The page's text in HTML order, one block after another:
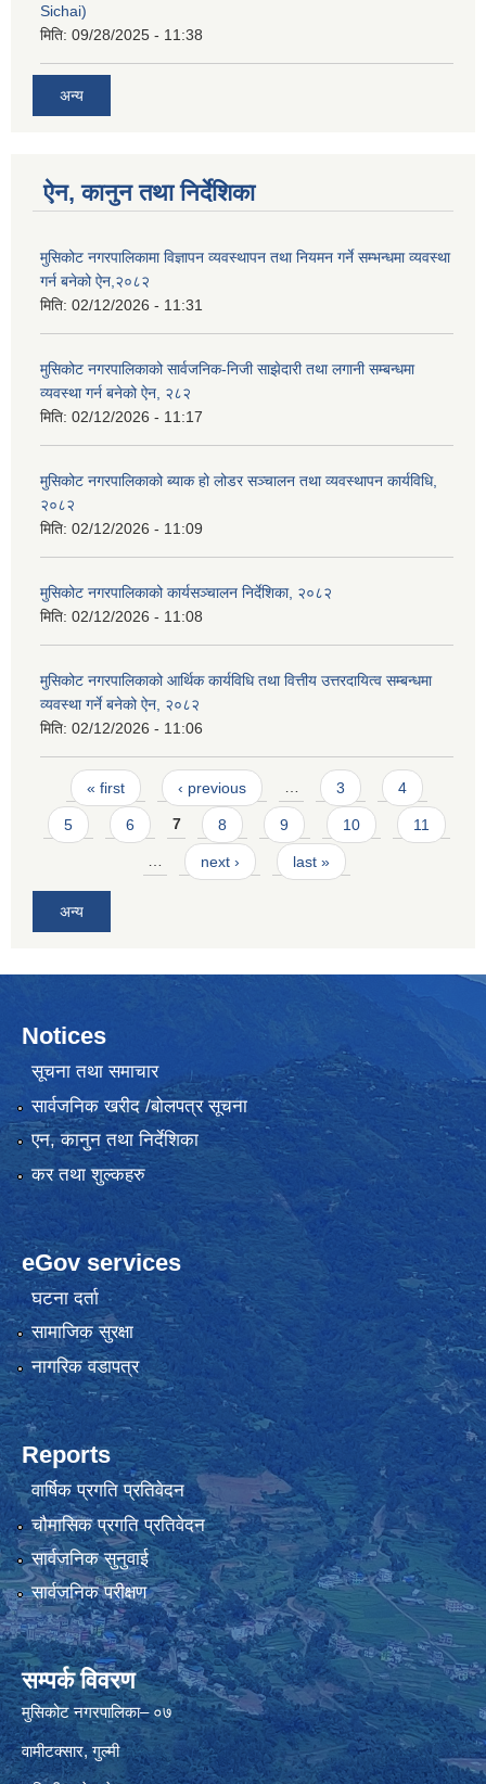
Sichai)
मिति: 09/28/2025 - 11:38
अन्य
ऐन, कानुन तथा निर्देशिका
मुसिकोट नगरपालिकामा विज्ञापन व्यवस्थापन तथा नियमन गर्ने सम्भन्धमा व्यवस्था
गर्न बनेको ऐन,२०८२
मिति: 02/12/2026 - 11:31
मुसिकोट नगरपालिकाको सार्वजनिक-निजी साझेदारी तथा लगानी सम्बन्धमा
व्यवस्था गर्न बनेको ऐन, २८२
मिति: 02/12/2026 - 11:17
मुसिकोट नगरपालिकाको ब्याक हो लोडर सञ्चालन तथा व्यवस्थापन कार्यविधि,
२०८२
मिति: 02/12/2026 - 11:09
मुसिकोट नगरपालिकाको कार्यसञ्चालन निर्देशिका, २०८२
मिति: 02/12/2026 - 11:08
मुसिकोट नगरपालिकाको आर्थिक कार्यविधि तथा वित्तीय उत्तरदायित्व सम्बन्धमा
व्यवस्था गर्ने बनेको ऐन, २०८२
मिति: 02/12/2026 - 11:06
Pages
« first ‹ previous … 3 4
5 6 7 8 9 10 11
… next › last »
अन्य
Notices
सूचना तथा समाचार
सार्वजनिक खरीद /बोलपत्र सूचना
एन, कानुन तथा निर्देशिका
कर तथा शुल्कहरु
eGov services
घटना दर्ता
सामाजिक सुरक्षा
नागरिक वडापत्र
Reports
वार्षिक प्रगति प्रतिवेदन
चौमासिक प्रगति प्रतिवेदन
सार्वजनिक सुनुवाई
सार्वजनिक परीक्षण
सम्पर्क विवरण
मुसिकोट नगरपालिका– ०७
वामीटक्सार, गुल्मी